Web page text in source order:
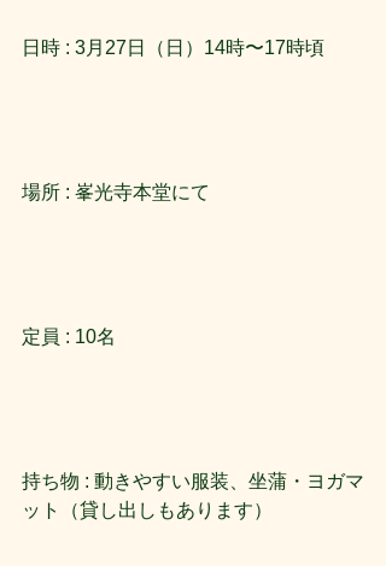
日時 : 3月27日（日）14時〜17時頃
場所 : 峯光寺本堂にて
定員 : 10名
持ち物 : 動きやすい服装、坐蒲・ヨガマ
ット（貸し出しもあります）